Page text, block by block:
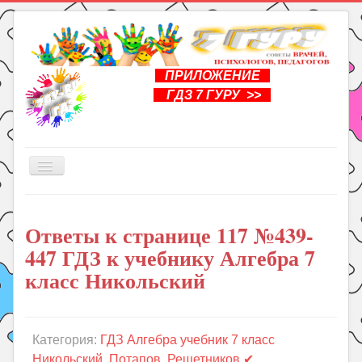
ПРИЛОЖЕНИЕ
ГДЗ 7 ГУРУ >>
Включить/
Книги
Рукоделие
Подготовка к школе
ГДЗ
Ответы к странице 117 №439-
447 ГДЗ к учебнику Алгебра 7
класс Никольский
Категория: ГДЗ Алгебра учебник 7 класс
Никольский, Потапов, Решетников ✔